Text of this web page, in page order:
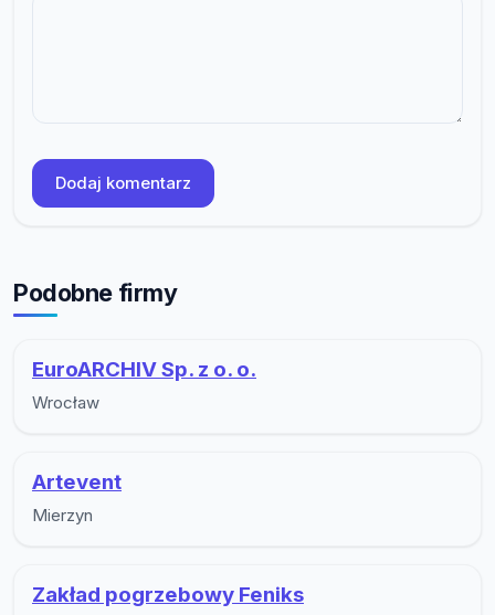
Dodaj komentarz
Podobne firmy
EuroARCHIV Sp. z o. o.
Wrocław
Artevent
Mierzyn
Zakład pogrzebowy Feniks